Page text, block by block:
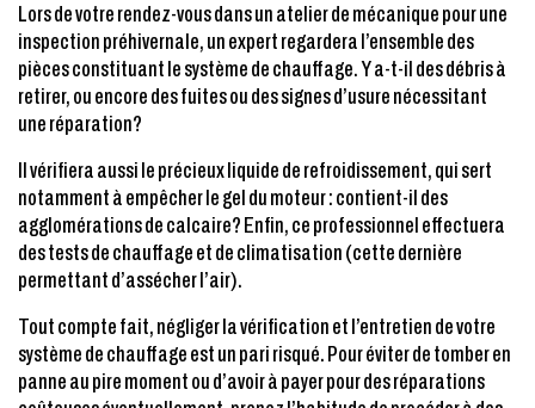
Lors de votre rendez-vous dans un atelier de mécanique pour une
inspection préhivernale, un expert regardera l’ensemble des
pièces constituant le système de chauffage. Y a-t-il des débris à
retirer, ou encore des fuites ou des signes d’usure nécessitant
une réparation?
Il vérifiera aussi le précieux liquide de refroidissement, qui sert
notamment à empêcher le gel du moteur : contient-il des
agglomérations de calcaire? Enfin, ce professionnel effectuera
des tests de chauffage et de climatisation (cette dernière
permettant d’assécher l’air).
Tout compte fait, négliger la vérification et l’entretien de votre
système de chauffage est un pari risqué. Pour éviter de tomber en
panne au pire moment ou d’avoir à payer pour des réparations